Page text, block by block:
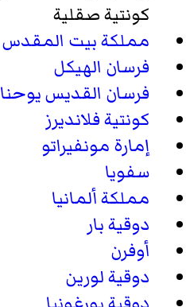
كونتية صقلية
مملكة بيت المقدس
فرسان الهيكل
فرسان القديس يوحنا
كونتية فلانديرز
إمارة مونفيراتو
سفويا
مملكة ألمانيا
دوقية بار
أوفرن
دوقية لورين